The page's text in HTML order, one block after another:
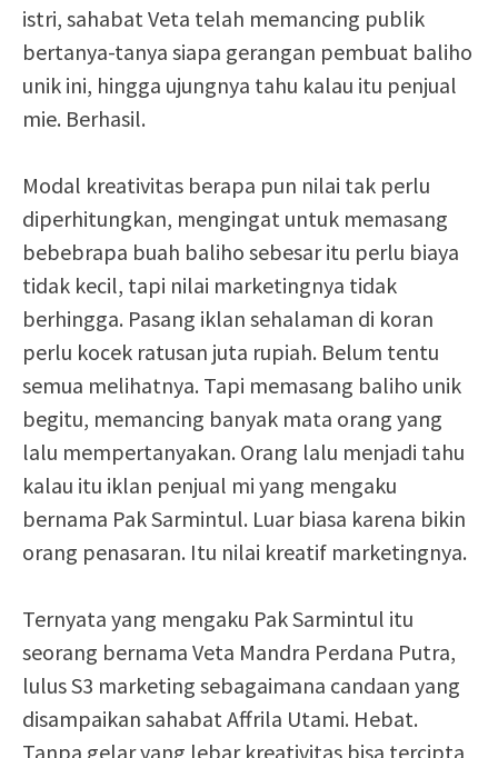
istri, sahabat Veta telah memancing publik
bertanya-tanya siapa gerangan pembuat baliho
unik ini, hingga ujungnya tahu kalau itu penjual
mie. Berhasil.
Modal kreativitas berapa pun nilai tak perlu
diperhitungkan, mengingat untuk memasang
bebebrapa buah baliho sebesar itu perlu biaya
tidak kecil, tapi nilai marketingnya tidak
berhingga. Pasang iklan sehalaman di koran
perlu kocek ratusan juta rupiah. Belum tentu
semua melihatnya. Tapi memasang baliho unik
begitu, memancing banyak mata orang yang
lalu mempertanyakan. Orang lalu menjadi tahu
kalau itu iklan penjual mi yang mengaku
bernama Pak Sarmintul. Luar biasa karena bikin
orang penasaran. Itu nilai kreatif marketingnya.
Ternyata yang mengaku Pak Sarmintul itu
seorang bernama Veta Mandra Perdana Putra,
lulus S3 marketing sebagaimana candaan yang
disampaikan sahabat Affrila Utami. Hebat.
Tanpa gelar yang lebar kreativitas bisa tercipta